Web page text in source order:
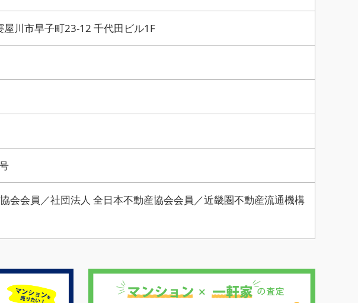
川市早子町23-12 千代田ビル1F
会会員／社団法人 全日本不動産協会会員／近畿圏不動産流通機構